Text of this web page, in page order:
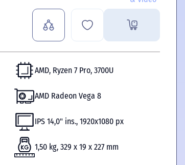
AMD, Ryzen 7 Pro, 3700U
AMD Radeon Vega 8
IPS 14,0" ins., 1920x1080 px
1,50 kg, 329 x 19 x 227 mm